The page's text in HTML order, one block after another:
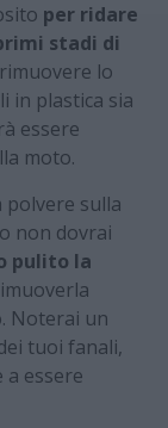
per ridare
stadi di
lo
in plastica sia
essere
moto.
sulla
non dovrai
pulito la
Noterai un
tuoi fanali,
a essere